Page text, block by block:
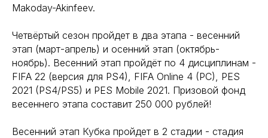
Makoday-Akinfeev.
Четвёртый сезон пройдет в два этапа - весенний
этап (март-апрель) и осенний этап (октябрь-
ноябрь). Весенний этап пройдёт по 4 дисциплинам -
FIFA 22 (версия для PS4), FIFA Online 4 (PC), PES
2021 (PS4/PS5) и PES Mobile 2021. Призовой фонд
весеннего этапа составит 250 000 рублей!
Весенний этап Кубка пройдет в 2 стадии - стадия